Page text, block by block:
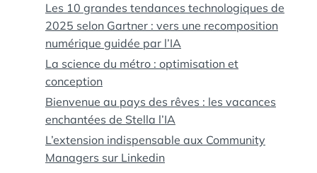
Les 10 grandes tendances technologiques de
2025 selon Gartner : vers une recomposition
numérique guidée par l’IA
La science du métro : optimisation et
conception
Bienvenue au pays des rêves : les vacances
enchantées de Stella l’IA
L’extension indispensable aux Community
Managers sur Linkedin